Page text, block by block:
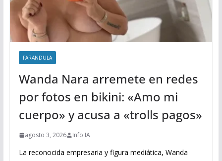
FARANDULA
Wanda Nara arremete en redes
por fotos en bikini: «Amo mi
cuerpo» y acusa a «trolls pagos»
agosto 3, 2026 Info IA
La reconocida empresaria y figura mediática, Wanda